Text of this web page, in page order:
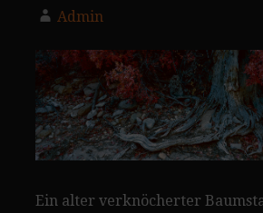
Admin
Ein alter verknöcherter